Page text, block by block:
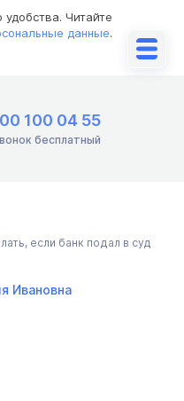
удобства. Читайте
данные.
100 04 55
бесплатный
если банк подал в суд
Ивановна